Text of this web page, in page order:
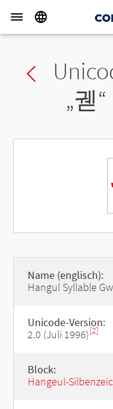
Previous char
„궫
Name (englisch):
Hangul Syllable
Unicode-Version:
2.0 (Juli 1996)[2]
Block:
Hangeul-